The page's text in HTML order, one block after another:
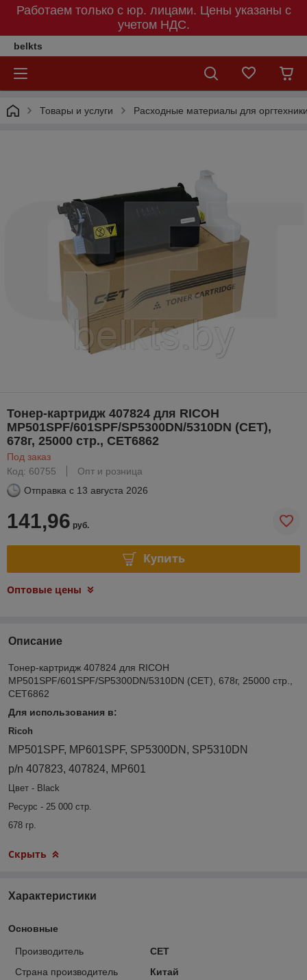
Работаем только с юр. лицами. Цены указаны c
учетом НДС.
belkts
Товары и услуги Расходные материалы для
Тонер-картридж 407824 для RICOH
MP501SPF/601SPF/SP5300DN/5310DN (CET),
678г, 25000 стр., CET6862
Под заказ
Код: 60755
Опт и розница
Отправка с 13 августа 2026
141,96 руб.
Купить
Оптовые цены
Описание
Тонер-картридж 407824 для RICOH
MP501SPF/601SPF/SP5300DN/5310DN (CET), 678г, 25000 стр.,
CET6862
Для использования в:
Ricoh
MP501SPF, MP601SPF, SP5300DN, SP5310DN
p/n 407823, 407824, MP601
Цвет - Black
Ресурс - 25 000 стр.
678 гр.
Скрыть
Характеристики
Основные
Производитель
CET
Страна производитель
Китай